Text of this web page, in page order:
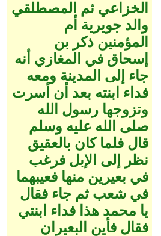
الخزاعي ثم المصطلقي
والد جويرية أم
المؤمنين ذكر بن
إسحاق في المغازي أنه
جاء إلى المدينة ومعه
فداء ابنته بعد أن أسرت
وتزوجها رسول الله
صلى الله عليه وسلم
قال فلما كان بالعقيق
نظر إلى الإبل فرغب
في بعيرين منها فعيبهما
في شعب ثم جاء فقال
يا محمد هذا فداء ابنتي
فقال فأين البعيران